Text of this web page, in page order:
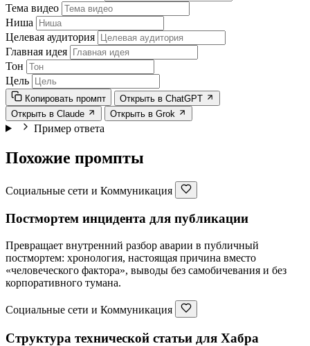
Тема видео
Ниша
Целевая аудитория
Главная идея
Тон
Цель
Копировать промпт
Открыть в ChatGPT
Открыть в Claude
Открыть в Grok
Пример ответа
Похожие промпты
Социальные сети и Коммуникация
Постмортем инцидента для публикации
Превращает внутренний разбор аварии в публичный
постмортем: хронология, настоящая причина вместо
«человеческого фактора», выводы без самобичевания и без
корпоративного тумана.
Социальные сети и Коммуникация
Структура технической статьи для Хабра